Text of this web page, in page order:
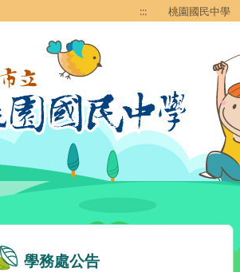
::: 桃園國民中學
學務處公告